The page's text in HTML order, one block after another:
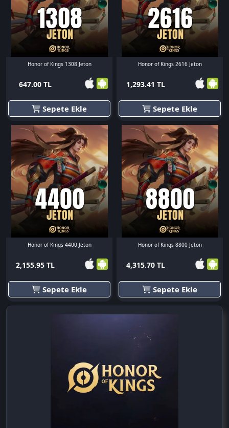
Honor of Kings 1308 Jeton
647.00 TL
Sepete Ekle
Honor of Kings 2616 Jeton
1,293.41 TL
Sepete Ekle
Honor of Kings 4400 Jeton
2,155.95 TL
Sepete Ekle
Honor of Kings 8800 Jeton
4,315.70 TL
Sepete Ekle